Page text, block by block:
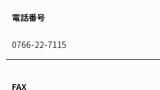
電話番号
0766-22-7115
FAX